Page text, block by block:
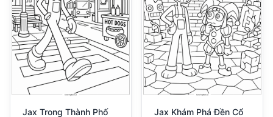
Jax Trong Thành Phố
Jax Khám Phá Đền Cổ